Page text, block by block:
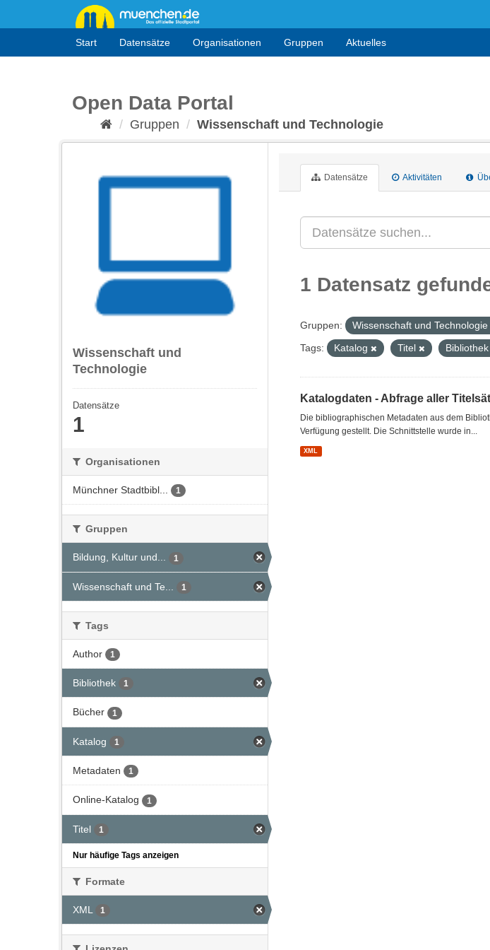
Start Datensätze Organisationen Gruppen Aktuelles
Open Data Portal
Gruppen Wissenschaft und Technologie
Wissenschaft und
Technologie
Datensätze
1
Organisationen
Münchner Stadtbibl... 1
Gruppen
Bildung, Kultur und... 1
Wissenschaft und Te... 1
Tags
Author 1
Bibliothek 1
Bücher 1
Katalog 1
Metadaten 1
Online-Katalog 1
Titel 1
Nur häufige Tags anzeigen
Formate
XML 1
Datensätze Aktivitäten
1 Datensatz
Gruppen: Wissenschaft und Technologie
Tags:
Katalog Titel Bibliothek
Katalogdaten - Abfrage aller
Die bibliographischen Metadaten aus dem
Verfügung gestellt. Die Schnittstelle wurde in...
XML